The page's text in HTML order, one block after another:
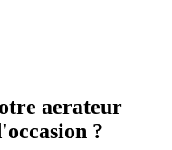
aerateur
?